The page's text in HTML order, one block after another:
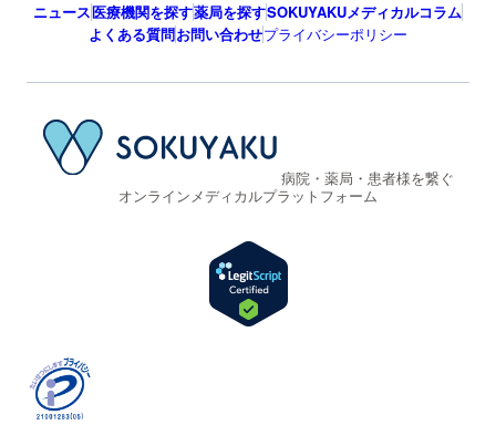
ニュース医療機関を探す薬局を探すSOKUYAKUメディカルコラム
よくある質問お問い合わせプライバシーポリシー
病院・薬局・患者様を繋ぐ
オンラインメディカルプラットフォーム